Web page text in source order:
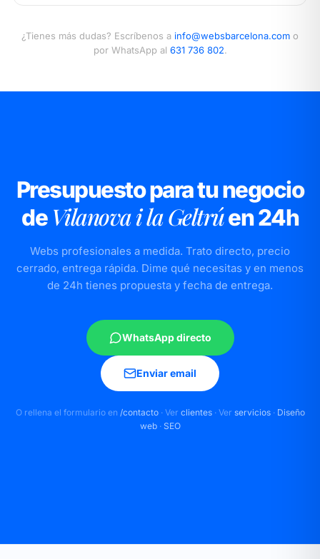
¿Tienes más dudas? Escríbenos a info@websbarcelona.com o
por WhatsApp al 631 736 802.
Presupuesto para tu negocio
de Vilanova i la Geltrúen 24h
Webs profesionales a medida. Trato directo, precio
cerrado, entrega rápida. Dime qué necesitas y en menos
de 24h tienes propuesta y fecha de entrega.
WhatsApp directo
Enviar email
O rellena el formulario en /contacto· Ver clientes· Ver servicios· Diseño
web· SEO